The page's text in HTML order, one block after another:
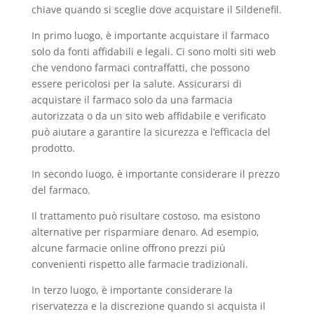
chiave quando si sceglie dove acquistare il Sildenefil.
In primo luogo, è importante acquistare il farmaco
solo da fonti affidabili e legali. Ci sono molti siti web
che vendono farmaci contraffatti, che possono
essere pericolosi per la salute. Assicurarsi di
acquistare il farmaco solo da una farmacia
autorizzata o da un sito web affidabile e verificato
può aiutare a garantire la sicurezza e l’efficacia del
prodotto.
In secondo luogo, è importante considerare il prezzo
del farmaco.
Il trattamento può risultare costoso, ma esistono
alternative per risparmiare denaro. Ad esempio,
alcune farmacie online offrono prezzi più
convenienti rispetto alle farmacie tradizionali.
In terzo luogo, è importante considerare la
riservatezza e la discrezione quando si acquista il